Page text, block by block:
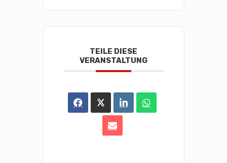
TEILE DIESE
VERANSTALTUNG